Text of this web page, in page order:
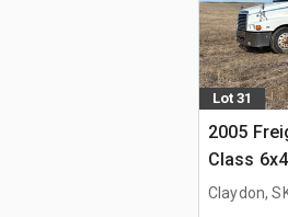
Lot 31
2005
Class
Claydon,